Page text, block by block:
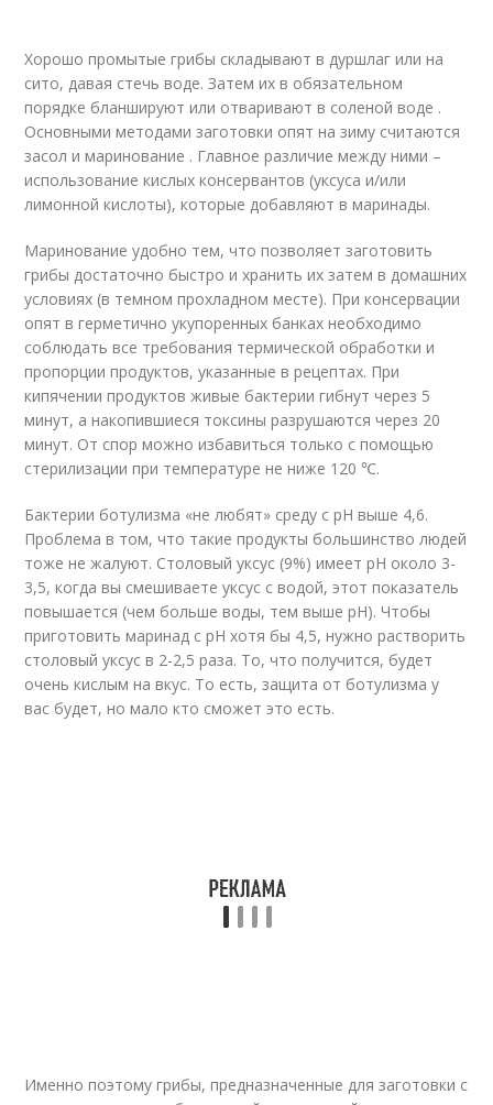
Хорошо промытые грибы складывают в дуршлаг или на
сито, давая стечь воде. Затем их в обязательном
порядке бланшируют или отваривают в соленой воде .
Основными методами заготовки опят на зиму считаются
засол и маринование . Главное различие между ними –
использование кислых консервантов (уксуса и/или
лимонной кислоты), которые добавляют в маринады.
Маринование удобно тем, что позволяет заготовить
грибы достаточно быстро и хранить их затем в домашних
условиях (в темном прохладном месте). При консервации
опят в герметично укупоренных банках необходимо
соблюдать все требования термической обработки и
пропорции продуктов, указанные в рецептах. При
кипячении продуктов живые бактерии гибнут через 5
минут, а накопившиеся токсины разрушаются через 20
минут. От спор можно избавиться только с помощью
стерилизации при температуре не ниже 120 ℃.
Бактерии ботулизма «не любят» среду с pH выше 4,6.
Проблема в том, что такие продукты большинство людей
тоже не жалуют. Столовый уксус (9%) имеет pH около 3-
3,5, когда вы смешиваете уксус с водой, этот показатель
повышается (чем больше воды, тем выше pH). Чтобы
приготовить маринад с pH хотя бы 4,5, нужно растворить
столовый уксус в 2-2,5 раза. То, что получится, будет
очень кислым на вкус. То есть, защита от ботулизма у
вас будет, но мало кто сможет это есть.
Именно поэтому грибы, предназначенные для заготовки с